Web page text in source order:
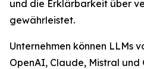
und die Erklärbarkeit über
gewährleistet.
Unternehmen können LLMs
OpenAI, Claude, Mistral und